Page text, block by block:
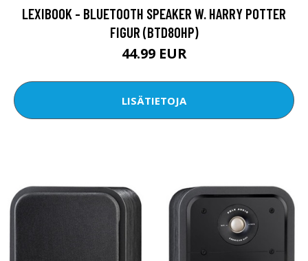
LEXIBOOK - BLUETOOTH SPEAKER W. HARRY POTTER
FIGUR (BTD80HP)
44.99 EUR
LISÄTIETOJA